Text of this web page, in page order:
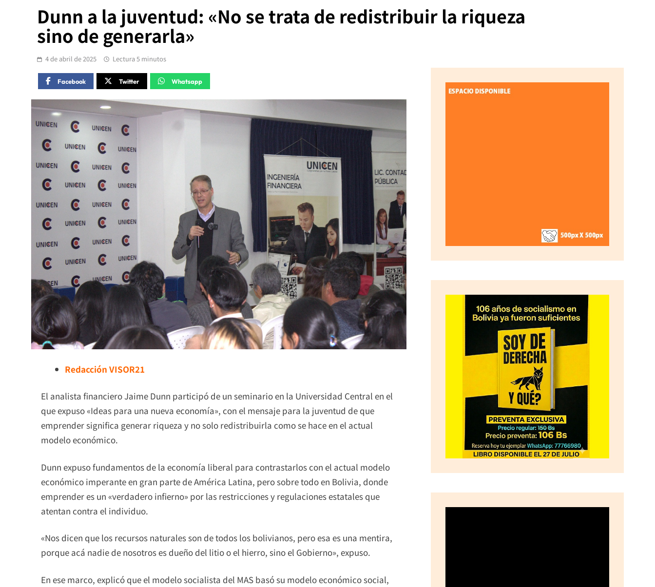
Dunn a la juventud: «No se trata de redistribuir la riqueza
sino de generarla»
4 de abril de 2025 Lectura 5 minutos
Facebook Twitter Whatsapp
Redacción VISOR21
El analista financiero Jaime Dunn participó de un seminario en la Universidad Central en el
que expuso «Ideas para una nueva economía», con el mensaje para la juventud de que
emprender significa generar riqueza y no solo redistribuirla como se hace en el actual
modelo económico.
Dunn expuso fundamentos de la economía liberal para contrastarlos con el actual modelo
económico imperante en gran parte de América Latina, pero sobre todo en Bolivia, donde
emprender es un «verdadero infierno» por las restricciones y regulaciones estatales que
atentan contra el individuo.
«Nos dicen que los recursos naturales son de todos los bolivianos, pero esa es una mentira,
porque acá nadie de nosotros es dueño del litio o el hierro, sino el Gobierno», expuso.
En ese marco, explicó que el modelo socialista del MAS basó su modelo económico social,